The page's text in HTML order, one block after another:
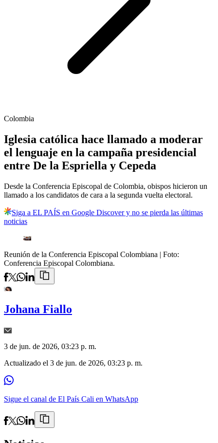
Colombia
Iglesia católica hace llamado a moderar
el lenguaje en la campaña presidencial
entre De la Espriella y Cepeda
Desde la Conferencia Episcopal de Colombia, obispos hicieron un
llamado a los candidatos de cara a la segunda vuelta electoral.
Siga a EL PAÍS en Google Discover y no se pierda las últimas
noticias
Reunión de la Conferencia Episcopal Colombiana | Foto:
Conferencia Episcopal Colombiana.
Johana Fiallo
3 de jun. de 2026, 03:23 p. m.
Actualizado el 3 de jun. de 2026, 03:23 p. m.
Sigue el canal de El País Cali en WhatsApp